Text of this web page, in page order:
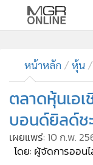
ทันเหตุการณ์
• ภาคใต้
• ภูมิภาค
• Online Section
• บันเทิง
ผู้จัดการรายวัน
หน้าหลัก หุ้น
ตลาดหุ้นเอ
บอนด์ยิลด์ช
เผยแพร่: 10 ก.พ.
โดย: ผู้จัดการออน